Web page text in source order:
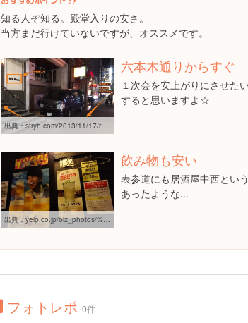
知る人ぞ知る。殿堂入りの安さ。
当方まだ行けていないですが、オススメです。
出典： stryh.com/2013/11/17/roppongi-kasetsuizakaya-komatsu
六本木通りからすぐ
１次会を安上がりにさせた
すると思いますよ☆
出典： yelp.co.jp/biz_photos/%E5%B1%85%E9%85%92%E5%B1%8B-%E5%B0%8F%E6%9D%BE-%E6%B8%AF%E5%8C%BA?select=o_wh9N-Yi4IgkhrNKKveSg
飲み物も安い
表参道にも居酒屋中西とい
あったような...
フォトレポ 0件